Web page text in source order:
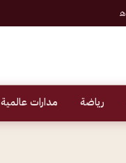
رياضة مدارات عالمية